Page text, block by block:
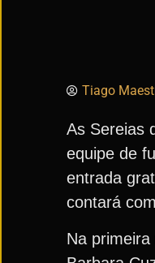
Tiago
As Sereias
equipe de
entrada
contará
Na